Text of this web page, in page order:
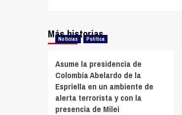
Más historias
Noticias Política
Asume la presidencia de
Colombia Abelardo de la
Espriella en un ambiente de
alerta terrorista y con la
presencia de Milei